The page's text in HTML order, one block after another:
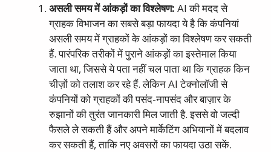
असलीसमयमेंआंकड़ोंकाविश्लेषण: AI की मदद से
ग्राहक विभाजन का सबसे बड़ा फायदा ये है कि कंपनियां
असली समय में ग्राहकों के आंकड़ों का विश्लेषण कर सकती
हैं. पारंपरिक तरीकों में पुराने आंकड़ों का इस्तेमाल किया
जाता था, जिससे ये पता नहीं चल पाता था कि ग्राहक किन
चीज़ों को तलाश कर रहे हैं. लेकिन AI टेक्नोलॉजी से
कंपनियों को ग्राहकों की पसंद-नापसंद और बाज़ार के
रुझानों की तुरंत जानकारी मिल जाती है. इससे वो जल्दी
फैसले ले सकती हैं और अपने मार्केटिंग अभियानों में बदलाव
कर सकती हैं, ताकि नए अवसरों का फायदा उठा सकें.